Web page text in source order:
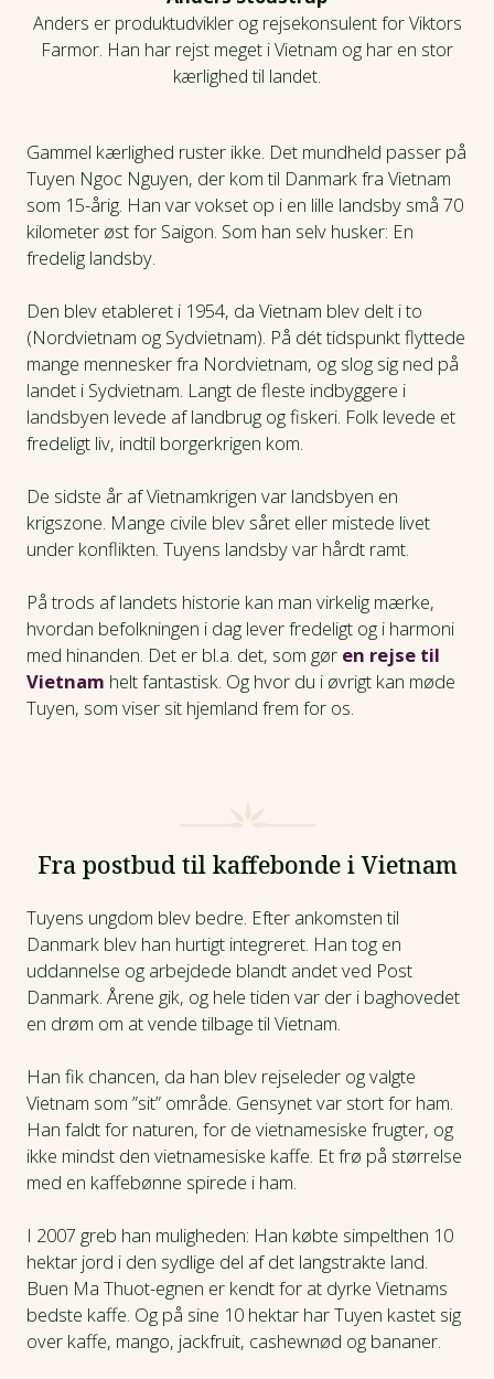
Anders er produktudvikler og rejsekonsulent for Viktors
Farmor. Han har rejst meget i Vietnam og har en stor
kærlighed til landet.
Gammel kærlighed ruster ikke. Det mundheld passer på
Tuyen Ngoc Nguyen, der kom til Danmark fra Vietnam
som 15-årig. Han var vokset op i en lille landsby små 70
kilometer øst for Saigon. Som han selv husker: En
fredelig landsby.
Den blev etableret i 1954, da Vietnam blev delt i to
(Nordvietnam og Sydvietnam). På dét tidspunkt flyttede
mange mennesker fra Nordvietnam, og slog sig ned på
landet i Sydvietnam. Langt de fleste indbyggere i
landsbyen levede af landbrug og fiskeri. Folk levede et
fredeligt liv, indtil borgerkrigen kom.
De sidste år af Vietnamkrigen var landsbyen en
krigszone. Mange civile blev såret eller mistede livet
under konflikten. Tuyens landsby var hårdt ramt.
På trods af landets historie kan man virkelig mærke,
hvordan befolkningen i dag lever fredeligt og i harmoni
med hinanden. Det er bl.a. det, som gør en rejse til
Vietnam helt fantastisk. Og hvor du i øvrigt kan møde
Tuyen, som viser sit hjemland frem for os.
Fra postbud til kaffebonde i Vietnam
Tuyens ungdom blev bedre. Efter ankomsten til
Danmark blev han hurtigt integreret. Han tog en
uddannelse og arbejdede blandt andet ved Post
Danmark. Årene gik, og hele tiden var der i baghovedet
en drøm om at vende tilbage til Vietnam.
Han fik chancen, da han blev rejseleder og valgte
Vietnam som ”sit” område. Gensynet var stort for ham.
Han faldt for naturen, for de vietnamesiske frugter, og
ikke mindst den vietnamesiske kaffe. Et frø på størrelse
med en kaffebønne spirede i ham.
I 2007 greb han muligheden: Han købte simpelthen 10
hektar jord i den sydlige del af det langstrakte land.
Buen Ma Thuot-egnen er kendt for at dyrke Vietnams
bedste kaffe. Og på sine 10 hektar har Tuyen kastet sig
over kaffe, mango, jackfruit, cashewnød og bananer.